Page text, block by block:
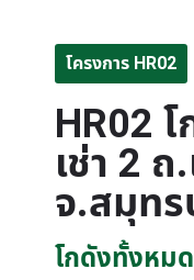
โครงการ HR02
HR02
เช่า 2
จ.สมุทร
โกดังทั้งหม